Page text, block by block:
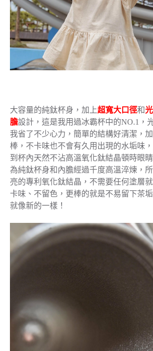
大容量的純鈦杯身，加上超寬大口徑和
膽設計，這是我用過冰霸杯中的NO.1，
我省了不少心力，簡單的結構好清潔，
棒，不卡味也不會有久用出現的水垢味
到杯內天然不沾高溫氧化鈦結晶頓時眼
為純鈦杯身和內膽經過千度高溫淬煉，
亮的專利氧化鈦結晶，不需要任何塗層
卡味、不留色，更棒的就是不易留下茶
就像新的一樣！